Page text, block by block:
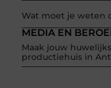
Wat moet je weten
MEDIA EN
Maak jouw
productiehuis in